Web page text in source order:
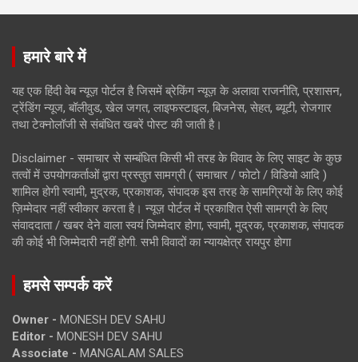
हमारे बारे में
यह एक हिंदी वेब न्यूज़ पोर्टल है जिसमें ब्रेकिंग न्यूज़ के अलावा राजनीति, प्रशासन,
ट्रेंडिंग न्यूज, बॉलीवुड, खेल जगत, लाइफस्टाइल, बिजनेस, सेहत, ब्यूटी, रोजगार
तथा टेक्नोलॉजी से संबंधित खबरें पोस्ट की जाती है।
Disclaimer - समाचार से सम्बंधित किसी भी तरह के विवाद के लिए साइट के कुछ
तत्वों में उपयोगकर्ताओं द्वारा प्रस्तुत सामग्री ( समाचार / फोटो / विडियो आदि )
शामिल होगी स्वामी, मुद्रक, प्रकाशक, संपादक इस तरह के सामग्रियों के लिए कोई
ज़िम्मेदार नहीं स्वीकार करता है। न्यूज़ पोर्टल में प्रकाशित ऐसी सामग्री के लिए
संवाददाता / खबर देने वाला स्वयं जिम्मेदार होगा, स्वामी, मुद्रक, प्रकाशक, संपादक
की कोई भी जिम्मेदारी नहीं होगी. सभी विवादों का न्यायक्षेत्र रायपुर होगा
हमसे सम्पर्क करें
Owner - MONESH DEV SAHU
Editor - MONESH DEV SAHU
Associate - MANGALAM SALES